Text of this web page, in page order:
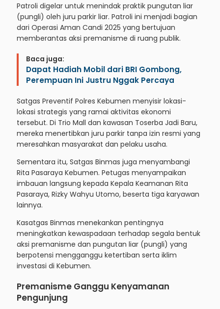
Patroli digelar untuk menindak praktik pungutan liar
(pungli) oleh juru parkir liar. Patroli ini menjadi bagian
dari Operasi Aman Candi 2025 yang bertujuan
memberantas aksi premanisme di ruang publik.
Baca juga:
Dapat Hadiah Mobil dari BRI Gombong,
Perempuan Ini Justru Nggak Percaya
Satgas Preventif Polres Kebumen menyisir lokasi-
lokasi strategis yang ramai aktivitas ekonomi
tersebut. Di Trio Mall dan kawasan Toserba Jadi Baru,
mereka menertibkan juru parkir tanpa izin resmi yang
meresahkan masyarakat dan pelaku usaha.
Sementara itu, Satgas Binmas juga menyambangi
Rita Pasaraya Kebumen. Petugas menyampaikan
imbauan langsung kepada Kepala Keamanan Rita
Pasaraya, Rizky Wahyu Utomo, beserta tiga karyawan
lainnya.
Kasatgas Binmas menekankan pentingnya
meningkatkan kewaspadaan terhadap segala bentuk
aksi premanisme dan pungutan liar (pungli) yang
berpotensi mengganggu ketertiban serta iklim
investasi di Kebumen.
Premanisme Ganggu Kenyamanan
Pengunjung